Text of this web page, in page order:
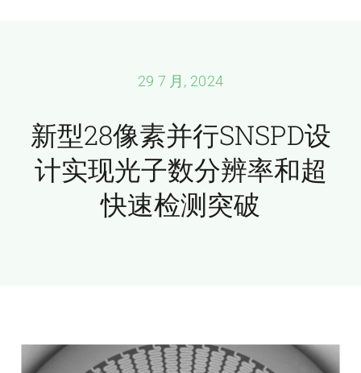
应用中心
下载中心
联系我们
29 7 月, 2024
新型28像素并行SNSPD设
计实现光子数分辨率和超
快速检测突破